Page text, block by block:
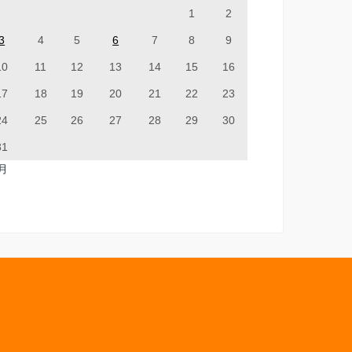
1 2
4 5 6 7 8 9
11 12 13 14 15 16
18 19 20 21 22 23
25 26 27 28 29 30